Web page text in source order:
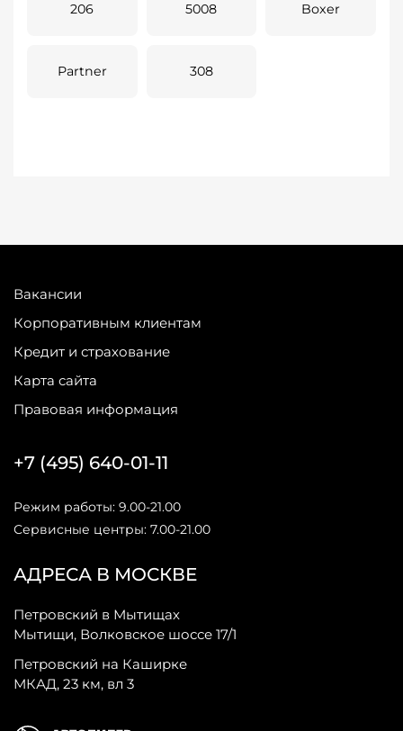
206 5008 Boxer
Partner 308
Вакансии
Корпоративным клиентам
Кредит и страхование
Карта сайта
Правовая информация
АДРЕСА В МОСКВЕ
Петровский в Мытищах
Мытищи, Волковское шоссе 17/1
Петровский на Каширке
МКАД, 23 км, вл 3
+7 (495) 640-01-11
Режим работы: 9.00-21.00
Сервисные центры: 7.00-21.00